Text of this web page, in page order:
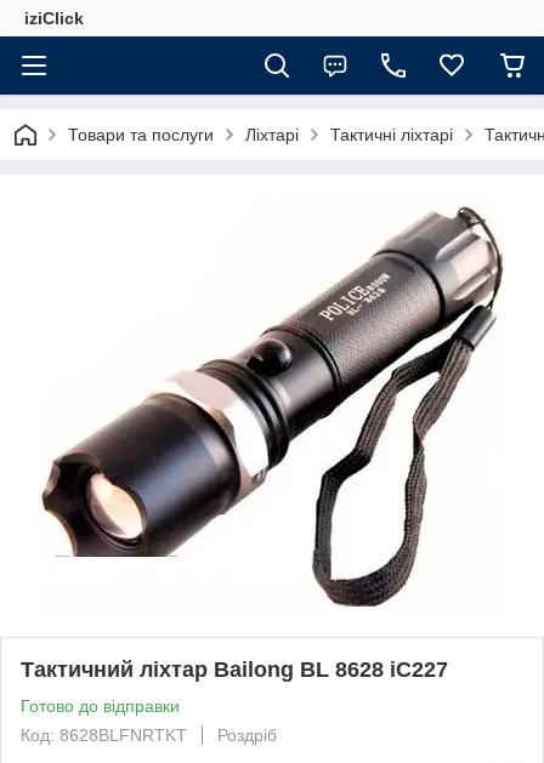
iziClick
Товари та послуги Ліхтарі Тактичні ліхтарі
Тактичний ліхтар Bailong BL 8628 iC227
Готово до відправки
Код: 8628BLFNRTKT
Роздріб